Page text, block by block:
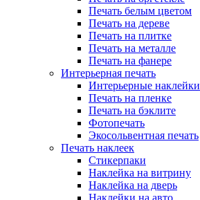
Печать белым цветом
Печать на дереве
Печать на плитке
Печать на металле
Печать на фанере
Интерьерная печать
Интерьерные наклейки
Печать на пленке
Печать на бэклите
Фотопечать
Экосольвентная печать
Печать наклеек
Стикерпаки
Наклейка на витрину
Наклейка на дверь
Наклейки на авто